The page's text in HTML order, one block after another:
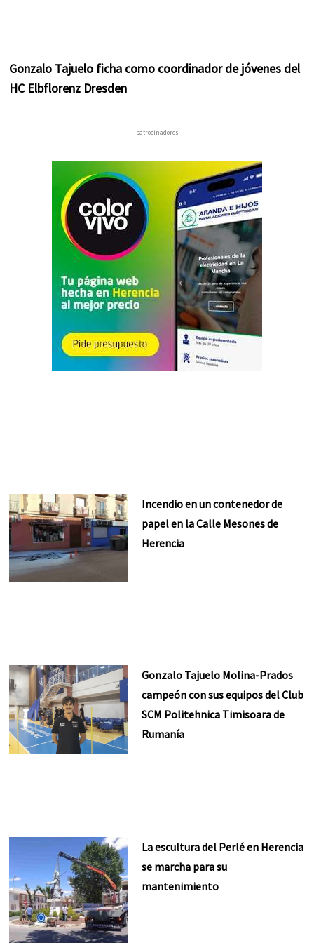
Gonzalo Tajuelo ficha como coordinador de jóvenes del
HC Elbflorenz Dresden
– patrocinadores –
Incendio en un contenedor de
papel en la Calle Mesones de
Herencia
Gonzalo Tajuelo Molina-Prados
campeón con sus equipos del Club
SCM Politehnica Timisoara de
Rumanía
La escultura del Perlé en Herencia
se marcha para su
mantenimiento